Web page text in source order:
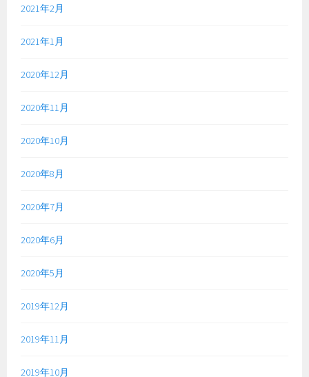
2021年2月
2021年1月
2020年12月
2020年11月
2020年10月
2020年8月
2020年7月
2020年6月
2020年5月
2019年12月
2019年11月
2019年10月